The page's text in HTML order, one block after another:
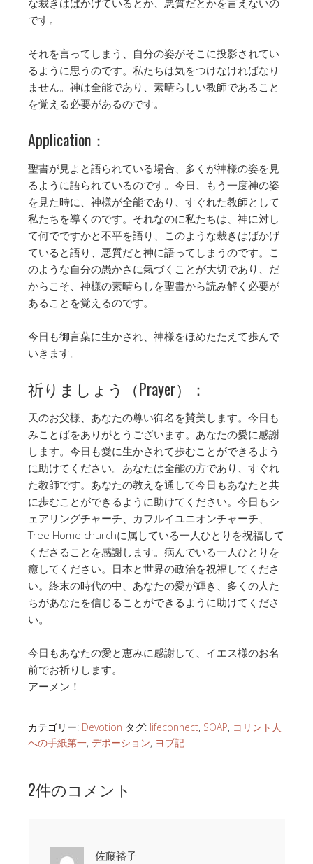
な裁きはばかげているとか、悪質だとかを言えないの
です。
それを言ってしまう、自分の姿がそこに投影されてい
るように思うのです。私たちは気をつけなければなり
ません。神は全能であり、素晴らしい教師であること
を覚える必要があるのです。
Application：
聖書が見よと語られている場合、多くが神様の姿を見
るように語られているのです。今日、もう一度神の姿
を見た時に、神様が全能であり、すぐれた教師として
私たちを導くのです。それなのに私たちは、神に対し
て何でですかと不平を語り、このような裁きはばかげ
ていると語り、悪質だと神に語ってしまうのです。こ
のような自分の愚かさに氣づくことが大切であり、だ
からこそ、神様の素晴らしを聖書から読み解く必要が
あることを覚えるのです。
今日も御言葉に生かされ、神様をほめたたえて歩んで
いきます。
祈りましょう（Prayer）：
天のお父様、あなたの尊い御名を賛美します。今日も
みことばをありがとうございます。あなたの愛に感謝
します。今日も愛に生かされて歩むことができるよう
に助けてください。あなたは全能の方であり、すぐれ
た教師です。あなたの教えを通して今日もあなたと共
に歩むことができるように助けてください。今日もシ
ェアリングチャーチ、カフルイユニオンチャーチ、
Tree Home churchに属している一人ひとりを祝福して
くださることを感謝します。病んでいる一人ひとりを
癒してください。日本と世界の政治を祝福してくださ
い。終末の時代の中、あなたの愛が輝き、多くの人た
ちがあなたを信じることができるように助けてくださ
い。
今日もあなたの愛と恵みに感謝して、イエス様のお名
前でお祈りします。
アーメン！
カテゴリー: Devotion タグ: lifeconnect, SOAP, コリント人
への手紙第一, デボーション, ヨブ記
2件のコメント
佐藤裕子